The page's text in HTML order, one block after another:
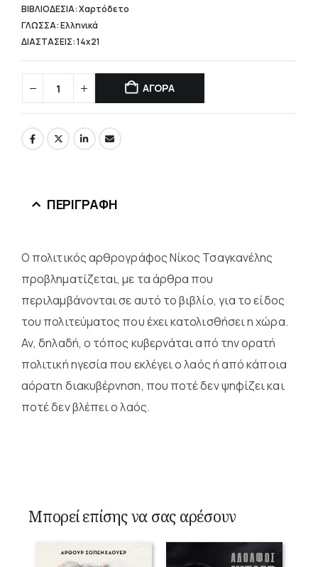
ΒΙΒΛΙΟΔΕΣΙΑ: Χαρτόδετο
ΓΛΩΣΣΑ: Ελληνικά
ΔΙΑΣΤΑΣΕΙΣ: 14x21
ΑΓΟΡΑ
ΠΕΡΙΓΡΑΦΉ
Ο πολιτικός αρθρογράφος Νίκος Τσαγκανέλης
προβληματίζεται, με τα άρθρα που
περιλαμβάνονται σε αυτό το βιβλίο, για το είδος
του πολιτεύματος που έχει κατολισθήσει η χώρα.
Αν, δηλαδή, ο τόπος κυβερνάται από την ορατή
πολιτική ηγεσία που εκλέγει ο λαός ή από κάποια
αόρατη διακυβέρνηση, που ποτέ δεν ψηφίζει και
ποτέ δεν βλέπει ο λαός.
Μπορεί επίσης να σας αρέσουν